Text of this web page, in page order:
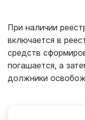
При наличии
включается в
средств
погашается, а
должники